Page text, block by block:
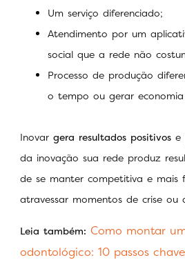
Um serviço diferenciado;
Atendimento por um
social que a rede não
Processo de produção
o tempo ou gerar
Inovar gera resultados positivos e
da inovação sua rede produz
de se manter competitiva e mais
atravessar momentos de crise ou
Leia também: Como montar
odontológico: 10 passos